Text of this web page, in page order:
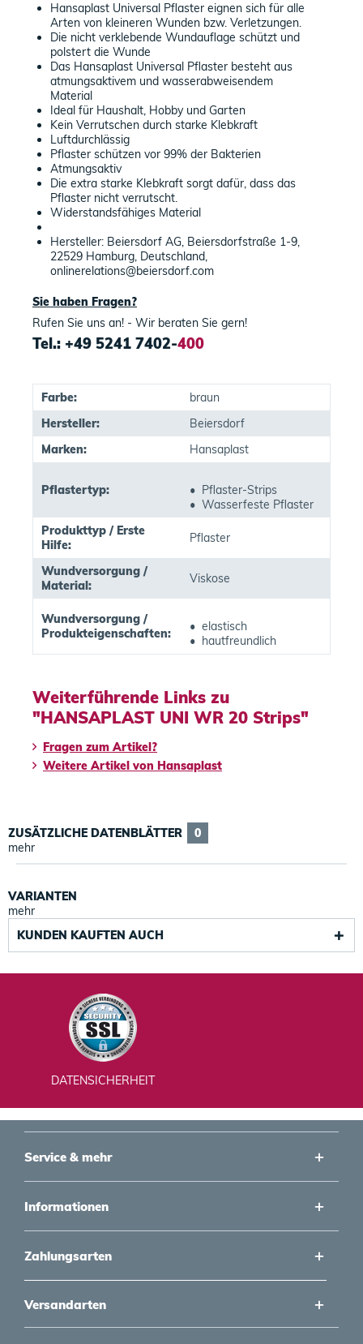
Hansaplast Universal Pflaster eignen sich für alle
Arten von kleineren Wunden bzw. Verletzungen.
Die nicht verklebende Wundauflage schützt und
polstert die Wunde
Das Hansaplast Universal Pflaster besteht aus
atmungsaktivem und wasserabweisendem
Material
Ideal für Haushalt, Hobby und Garten
Kein Verrutschen durch starke Klebkraft
Luftdurchlässig
Pflaster schützen vor 99% der Bakterien
Atmungsaktiv
Die extra starke Klebkraft sorgt dafür, dass das
Pflaster nicht verrutscht.
Widerstandsfähiges Material
Hersteller: Beiersdorf AG, Beiersdorfstraße 1-9,
22529 Hamburg, Deutschland,
onlinerelations@beiersdorf.com
Sie haben Fragen?
Rufen Sie uns an! - Wir beraten Sie gern!
Tel.: +49 5241 7402-400
Farbe:
braun
Hersteller:
Beiersdorf
Marken:
Hansaplast
Pflastertyp:
• Pflaster-Strips
• Wasserfeste Pflaster
Produkttyp / Erste
Hilfe:
Pflaster
Wundversorgung /
Material:
Viskose
Wundversorgung /
Produkteigenschaften:
• elastisch
• hautfreundlich
Weiterführende Links zu
"HANSAPLAST UNI WR 20 Strips"
Fragen zum Artikel?
Weitere Artikel von Hansaplast
ZUSÄTZLICHE DATENBLÄTTER
0
mehr
VARIANTEN
mehr
KUNDEN KAUFTEN AUCH
DATENSICHERHEIT
Service & mehr
Informationen
Zahlungsarten
Versandarten